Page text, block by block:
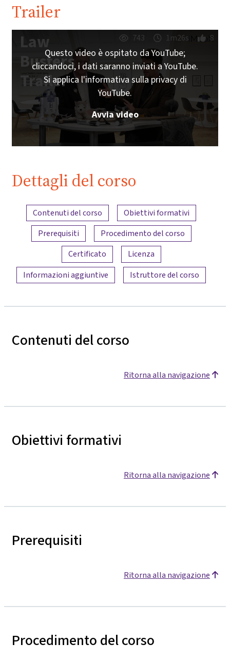
Trailer
Law
Busters
Trailer
743 1m26s 8
Questo video è ospitato da YouTube;
cliccandoci, i dati saranno inviati a YouTube.
Si applica l'informativa sulla privacy di
YouTube.
Avvia video
Dettagli del corso
Panoramica dei contenuti
Contenuti del corso
Obiettivi formativi
Prerequisiti
Procedimento del corso
Certificato
Licenza
Informazioni aggiuntive
Istruttore del corso
Contenuti del corso
Ritorna alla navigazione
Obiettivi formativi
Ritorna alla navigazione
Prerequisiti
Ritorna alla navigazione
Procedimento del corso